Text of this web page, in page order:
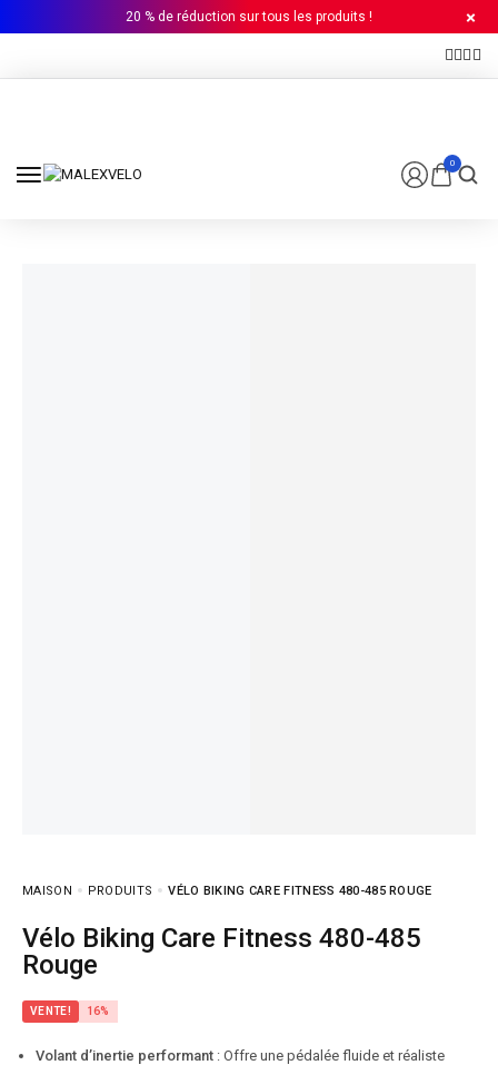
20 % de réduction sur tous les produits !
0
MAISON PRODUITS VÉLO BIKING CARE FITNESS 480-485 ROUGE
Vélo Biking Care Fitness 480-485
Rouge
VENTE! 16%
Volant d’inertie performant : Offre une pédalée fluide et réaliste